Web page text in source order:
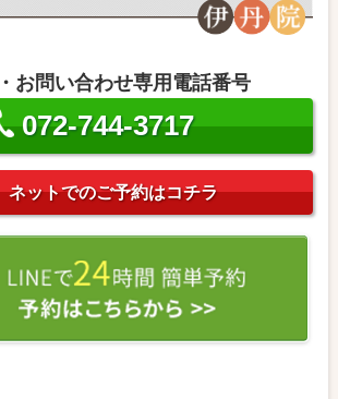
お問い合わせ専用電話番号
072-744-3717
ネットでのご予約はコチラ